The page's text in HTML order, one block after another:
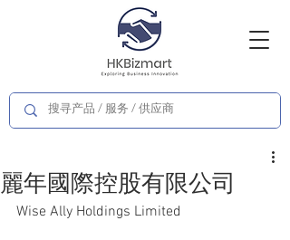
麗年國際控股有限公司
Wise Ally Holdings Limited